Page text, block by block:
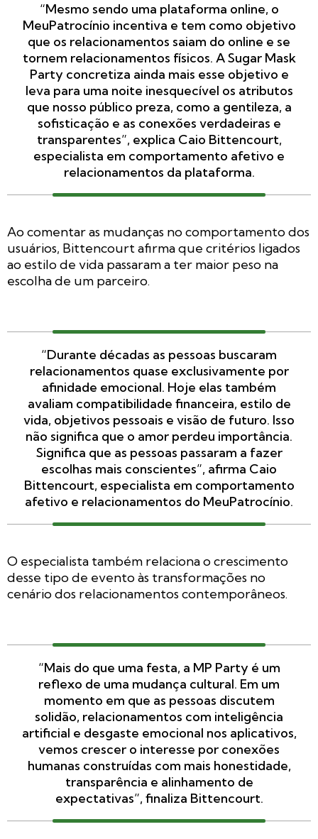
“Mesmo sendo uma plataforma online, o
MeuPatrocínio incentiva e tem como objetivo
que os relacionamentos saiam do online e se
tornem relacionamentos físicos. A Sugar Mask
Party concretiza ainda mais esse objetivo e
leva para uma noite inesquecível os atributos
que nosso público preza, como a gentileza, a
sofisticação e as conexões verdadeiras e
transparentes”, explica Caio Bittencourt,
especialista em comportamento afetivo e
relacionamentos da plataforma.
Ao comentar as mudanças no comportamento dos
usuários, Bittencourt afirma que critérios ligados
ao estilo de vida passaram a ter maior peso na
escolha de um parceiro.
“Durante décadas as pessoas buscaram
relacionamentos quase exclusivamente por
afinidade emocional. Hoje elas também
avaliam compatibilidade financeira, estilo de
vida, objetivos pessoais e visão de futuro. Isso
não significa que o amor perdeu importância.
Significa que as pessoas passaram a fazer
escolhas mais conscientes”, afirma Caio
Bittencourt, especialista em comportamento
afetivo e relacionamentos do MeuPatrocínio.
O especialista também relaciona o crescimento
desse tipo de evento às transformações no
cenário dos relacionamentos contemporâneos.
“Mais do que uma festa, a MP Party é um
reflexo de uma mudança cultural. Em um
momento em que as pessoas discutem
solidão, relacionamentos com inteligência
artificial e desgaste emocional nos aplicativos,
vemos crescer o interesse por conexões
humanas construídas com mais honestidade,
transparência e alinhamento de
expectativas”, finaliza Bittencourt.